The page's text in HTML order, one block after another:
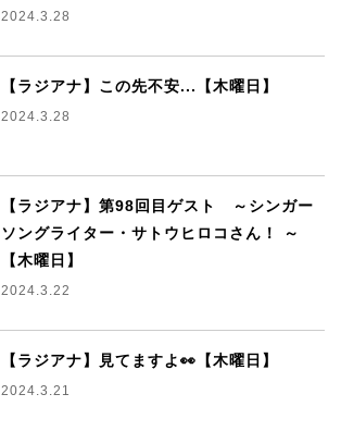
2024.3.28
【ラジアナ】この先不安...【木曜日】
2024.3.28
【ラジアナ】第98回目ゲスト ～シンガー
ソングライター・サトウヒロコさん！ ～
【木曜日】
2024.3.22
【ラジアナ】見てますよ👀【木曜日】
2024.3.21